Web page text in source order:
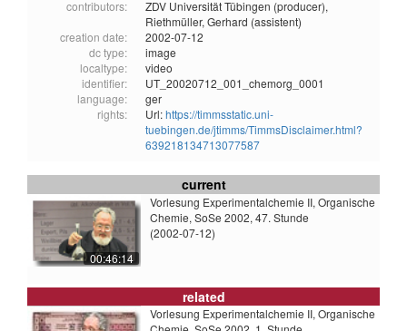
contributors:
ZDV Universität Tübingen (producer),
Riethmüller, Gerhard (assistent)
creation date:
2002-07-12
dc type:
image
localtype:
video
identifier:
UT_20020712_001_chemorg_0001
language:
ger
rights:
Url:https://timmsstatic.uni-
tuebingen.de/jtimms/TimmsDisclaimer.html?
639218134713077587
current
00:46:14
Vorlesung Experimentalchemie II, Organische
Chemie, SoSe 2002, 47. Stunde
(2002-07-12)
related
Vorlesung Experimentalchemie II, Organische